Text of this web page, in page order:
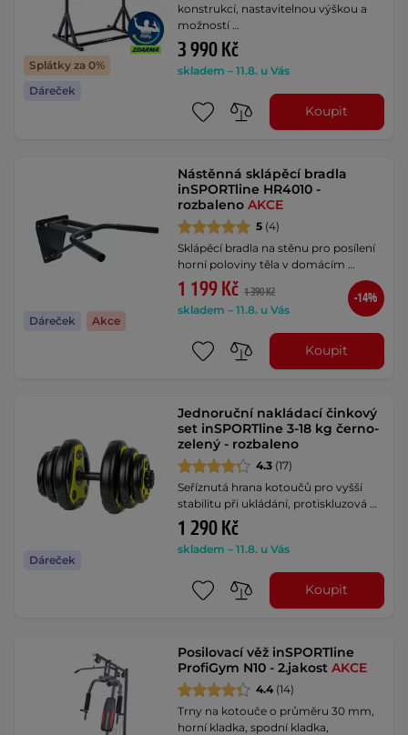
Splátky za 0%
Dáreček
konstrukcí, nastavitelnou výškou a
možností …
3 990 Kč
skladem – 11.8. u Vás
Koupit
Dáreček Akce
Nástěnná sklápěcí bradla
inSPORTline HR4010 -
rozbalenoAKCE
5 (4)
Sklápěcí bradla na stěnu pro posílení
horní poloviny těla v domácím …
1 199 Kč 1 390 Kč
skladem – 11.8. u Vás
-14%
Koupit
Dáreček
Jednoruční nakládací činkový
set inSPORTline 3-18 kg černo-
zelený - rozbaleno
4.3 (17)
Seříznutá hrana kotoučů pro vyšší
stabilitu při ukládání, protiskluzová …
1 290 Kč
skladem – 11.8. u Vás
Koupit
Posilovací věž inSPORTline
ProfiGym N10 - 2.jakostAKCE
4.4 (14)
Trny na kotouče o průměru 30 mm,
horní kladka, spodní kladka,